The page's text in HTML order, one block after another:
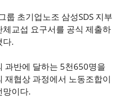
룹 초기업노조 삼성SDS 지부
교섭 요구서를 공식 제출하
다.
과반에 달하는 5천650명을
재협상 과정에서 노동조합이
망이다.